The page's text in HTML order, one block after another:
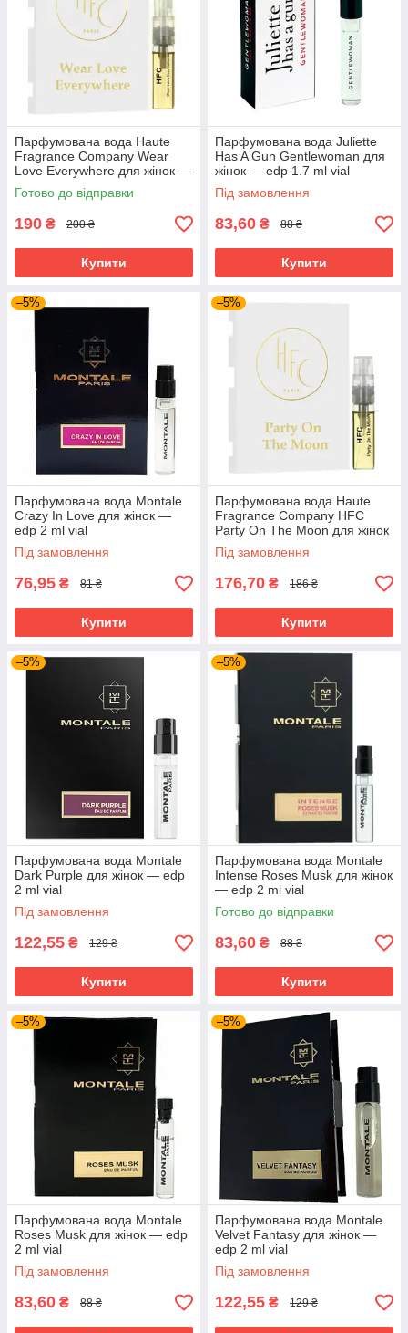
Парфумована вода Haute
Fragrance Company Wear
Love Everywhere для жінок —
edp 2.5 ml vial
Готово до відправки
190 ₴ 200 ₴
Купити
Парфумована вода Juliette
Has A Gun Gentlewoman для
жінок — edp 1.7 ml vial
Під замовлення
83,60 ₴ 88 ₴
Купити
–5%
Парфумована вода Montale
Crazy In Love для жінок —
edp 2 ml vial
Під замовлення
76,95 ₴ 81 ₴
Купити
–5%
Парфумована вода Haute
Fragrance Company HFC
Party On The Moon для жінок
— edp 2.5 ml vial
Під замовлення
176,70 ₴ 186 ₴
Купити
–5%
Парфумована вода Montale
Dark Purple для жінок — edp
2 ml vial
Під замовлення
122,55 ₴ 129 ₴
Купити
–5%
Парфумована вода Montale
Intense Roses Musk для жінок
— edp 2 ml vial
Готово до відправки
83,60 ₴ 88 ₴
Купити
–5%
Парфумована вода Montale
Roses Musk для жінок — edp
2 ml vial
Під замовлення
83,60 ₴ 88 ₴
–5%
Парфумована вода Montale
Velvet Fantasy для жінок —
edp 2 ml vial
Під замовлення
122,55 ₴ 129 ₴